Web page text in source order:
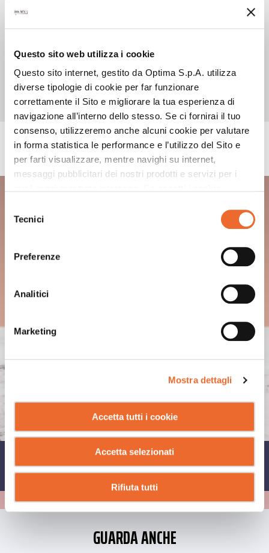
Questo sito web utilizza i cookie
Questo sito internet, gestito da Optima S.p.A. utilizza
diverse tipologie di cookie per far funzionare
correttamente il Sito e migliorare la tua esperienza di
navigazione all’interno dello stesso. Se ci fornirai il tuo
consenso, utilizzeremo anche alcuni cookie per valutare
in forma statistica le performance e l’utilizzo del Sito e
per farti visualizzare, mentre navighi su internet,
messaggi pubblicitari dei nostri prodotti e servizi per i
delTecnici
Preferenze
Analitici
Marketing
Mostra dettagli
Accetta tutti i cookie
Accetta selezionati
Rifiuta tutti
SYRUP STRAWBERRY è l’ingrediente speciale per
dare un tocco di stile in più ad ogni tua
creazione. Un goloso sciroppo alla fragola ideale
per miscelarsi alla perfezione con drink dal gusto
fresco e per arricchire di dolcezza ogni bevanda.
RICETTE CON QUESTO PRODOTTO
CONDIVIDI SU
GUARDA ANCHE